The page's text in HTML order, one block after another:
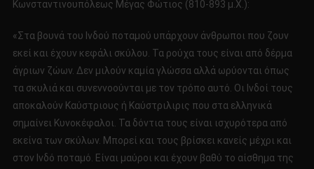
Κωνσταντινουπόλεως Μέγας Φώτιος (810-893 μ.Χ.):
«Στα βουνά του Ινδού ποταμού υπάρχουν άνθρωποι που ζουν
εκεί και έχουν κεφάλι σκύλου. Τα ρούχα τους είναι από δέρμα
άγριων ζώων. Δεν μιλούν καμία γλώσσα αλλά ωρύονται όπως
τα σκυλιά και συνεννοούνται με τον τρόπο αυτό. Οι Ινδοί τους
αποκαλούν Καύστριους ή Καύστριλιρις που στα ελληνικά
σημαίνει Κυνοκέφαλοι. Τα δόντια τους είναι ισχυρότερα από
εκείνα των σκύλων. Μπορεί και τους βρίσκει κανείς μέχρι και
στον Ινδό ποταμό. Είναι μαύροι και έχουν βαθύ το αίσθημα της